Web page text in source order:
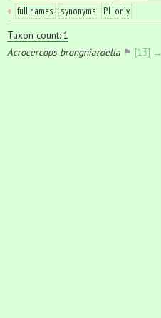
♦ full names synonyms
PL only
Taxon count: 1
Acrocercops brongniardella ⚑ [13] →